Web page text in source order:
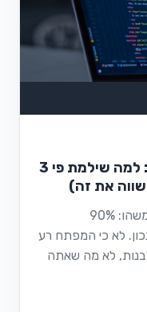
WordPress VS קוד מותאם: למה שילמת פי 3
את זה)
בניתי אתרים בשתי הגישות. הבנתי משהו: 90%
לא כי המפתח רע
לא מה שאתה